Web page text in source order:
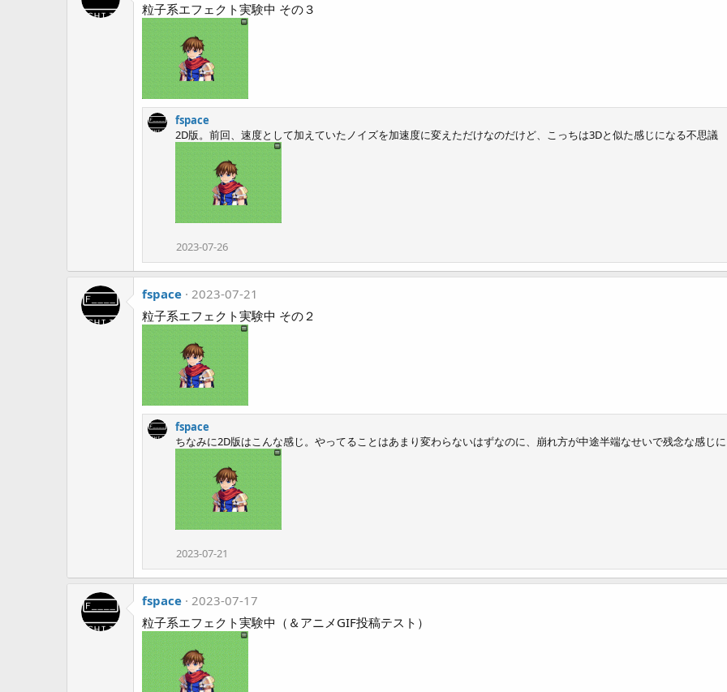
粒子系エフェクト実験中 その３
fspace
2D版。前回、速度として加えていたノイズを加速度に変えただけなのだけど、こっちは3Dと似た感じになる不思議
2023-07-26
fspace 2023-07-21
粒子系エフェクト実験中 その２
fspace
ちなみに2D版はこんな感じ。やってることはあまり変わらないはずなのに、崩れ方が中途半端なせいで残念な感じ
2023-07-21
fspace 2023-07-17
粒子系エフェクト実験中（＆アニメGIF投稿テスト）